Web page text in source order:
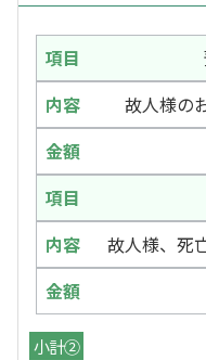
故人様の
故人様、死
小計②